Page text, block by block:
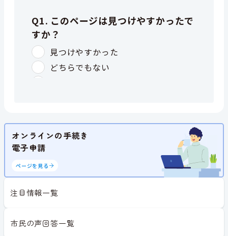
オンラインの手続き
電子申請
ページを見る
注目情報一覧
市民の声回答一覧